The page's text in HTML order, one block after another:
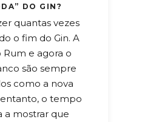
DO GIN?
quantas vezes
o fim do Gin. A
Rum e agora o
são sempre
como a nova
o tempo
a mostrar que